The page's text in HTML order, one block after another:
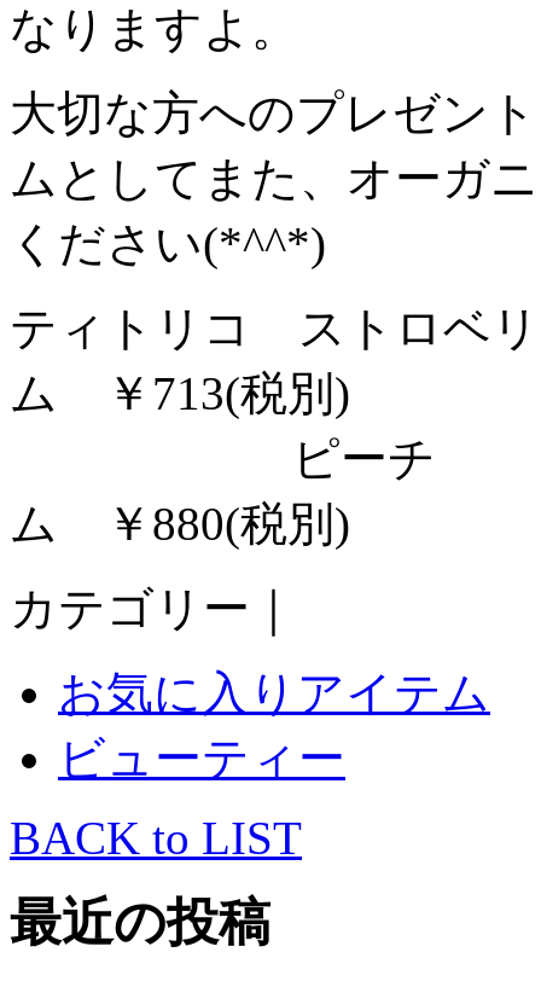
なりますよ。
大切な方へのプレゼン
ムとしてまた、オーガ
ください(*^^*)
ティトリコ ストロベ
ム ￥713(税別)
ピー
ム ￥880(税別)
カテゴリー｜
お気に入りアイテム
ビューティー
BACK to LIST
最近の投稿